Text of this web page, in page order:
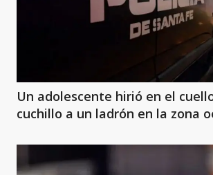
Un adolescente hirió en el
cuchillo a un ladrón en la zona